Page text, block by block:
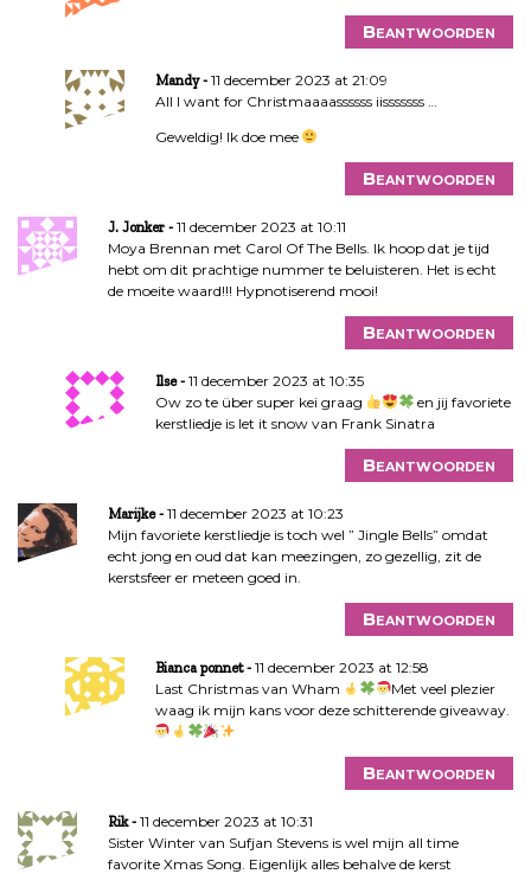
Beantwoorden
Mandy
11 december 2023 at 21:09
All I want for Christmaaaassssss iisssssss …
Geweldig! Ik doe mee
Beantwoorden
J. Jonker
11 december 2023 at 10:11
Moya Brennan met Carol Of The Bells. Ik hoop dat je tijd
hebt om dit prachtige nummer te beluisteren. Het is echt
de moeite waard!!! Hypnotiserend mooi!
Beantwoorden
Ilse
11 december 2023 at 10:35
Ow zo te über super kei graag
en jij favoriete
kerstliedje is let it snow van Frank Sinatra
Beantwoorden
Marijke
11 december 2023 at 10:23
Mijn favoriete kerstliedje is toch wel ” Jingle Bells” omdat
echt jong en oud dat kan meezingen, zo gezellig, zit de
kerstsfeer er meteen goed in.
Beantwoorden
Bianca ponnet
11 december 2023 at 12:58
Last Christmas van Wham
Met veel plezier
waag ik mijn kans voor deze schitterende giveaway.
Beantwoorden
Rik
11 december 2023 at 10:31
Sister Winter van Sufjan Stevens is wel mijn all time
favorite Xmas Song. Eigenlijk alles behalve de kerst